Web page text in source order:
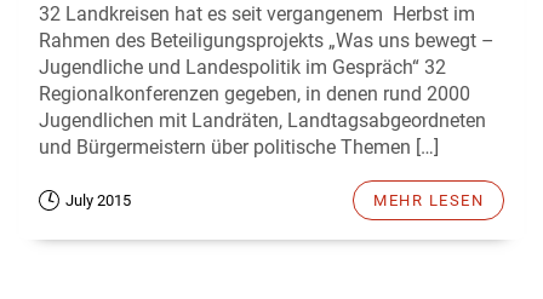
32 Landkreisen hat es seit vergangenem Herbst im
Rahmen des Beteiligungsprojekts „Was uns bewegt –
Jugendliche und Landespolitik im Gespräch“ 32
Regionalkonferenzen gegeben, in denen rund 2000
Jugendlichen mit Landräten, Landtagsabgeordneten
und Bürgermeistern über politische Themen […]
July 2015 MEHR LESEN